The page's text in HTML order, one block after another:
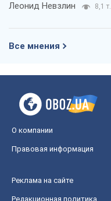
Леонид Невзлин 8,1 т.
Все мнения
О компании
Правовая информация
Реклама на сайте
Редакционная политика